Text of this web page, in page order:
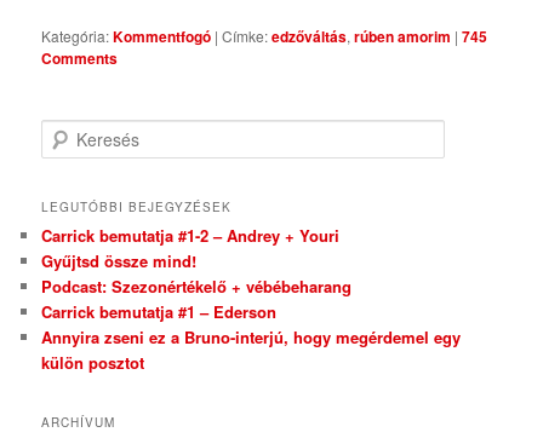
Kategória:Kommentfogó |Címke:edzőváltás,rúben amorim |745
Comments
Keresés
LEGUTÓBBI BEJEGYZÉSEK
Carrick bemutatja #1-2 – Andrey + Youri
Gyűjtsd össze mind!
Podcast: Szezonértékelő + vébébeharang
Carrick bemutatja #1 – Ederson
Annyira zseni ez a Bruno-interjú, hogy megérdemel egy
külön posztot
ARCHÍVUM